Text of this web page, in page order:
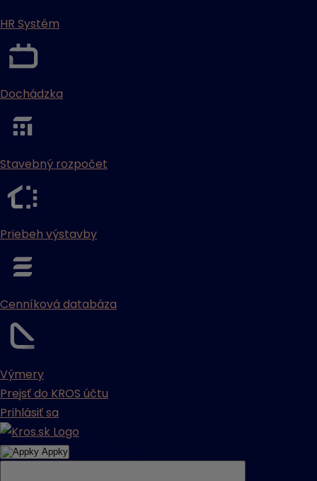
HR Systém
Dochádzka
Stavebný rozpočet
Priebeh výstavby
Cenníková databáza
Výmery
Prejsť do KROS účtu
Prihlásiť sa
Appky